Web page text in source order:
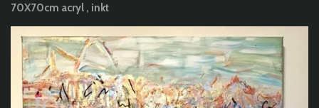
70X70cm acryl , inkt